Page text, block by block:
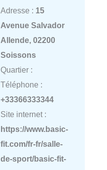
Adresse : 15
Avenue Salvador
Allende, 02200
Soissons
Quartier :
Téléphone :
+33366333344
Site internet :
https://www.basic-
fit.com/fr-fr/salle-
de-sport/basic-fit-